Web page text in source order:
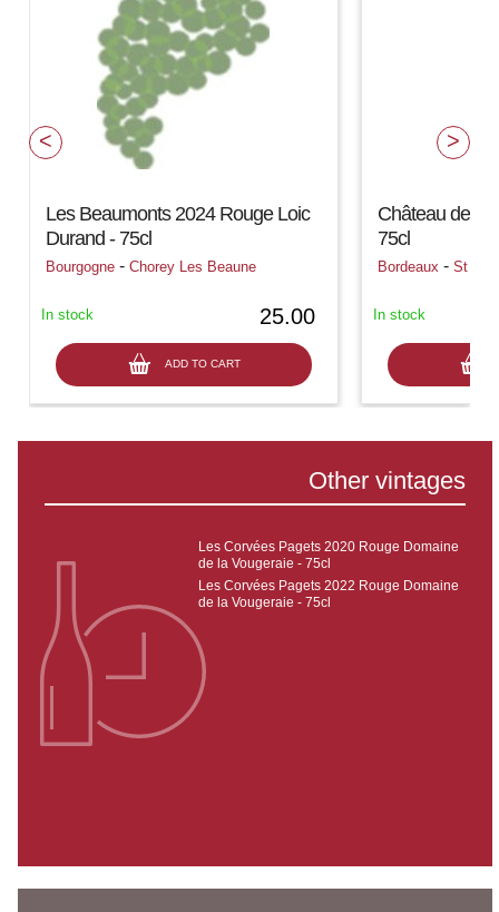
Les Beaumonts 2024 Rouge Loic
Durand - 75cl
Bourgogne -Chorey Les Beaune
25.00
ADD TO CART
In stock
Château de
75cl
Bordeaux -St
In stock
Other vintages
Les Corvées Pagets 2020 Rouge Domaine
de la Vougeraie - 75cl
Les Corvées Pagets 2022 Rouge Domaine
de la Vougeraie - 75cl